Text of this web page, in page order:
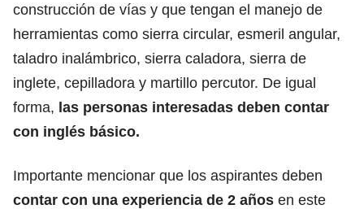
construcción de vías y que tengan el manejo de
herramientas como sierra circular, esmeril angular,
taladro inalámbrico, sierra caladora, sierra de
inglete, cepilladora y martillo percutor. De igual
forma, las personas interesadas deben contar
con inglés básico.
Importante mencionar que los aspirantes deben
contar con una experiencia de 2 años en este